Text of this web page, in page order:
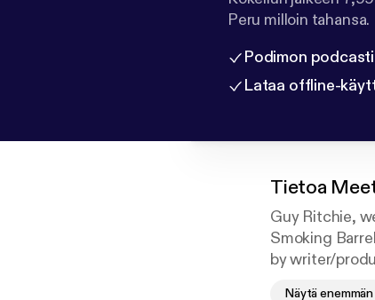
Peru milloin tahansa.
Podimon
Lataa offline-
Tietoa
Guy Ritchie,
Smoking
by writer/
Näytä enemmän